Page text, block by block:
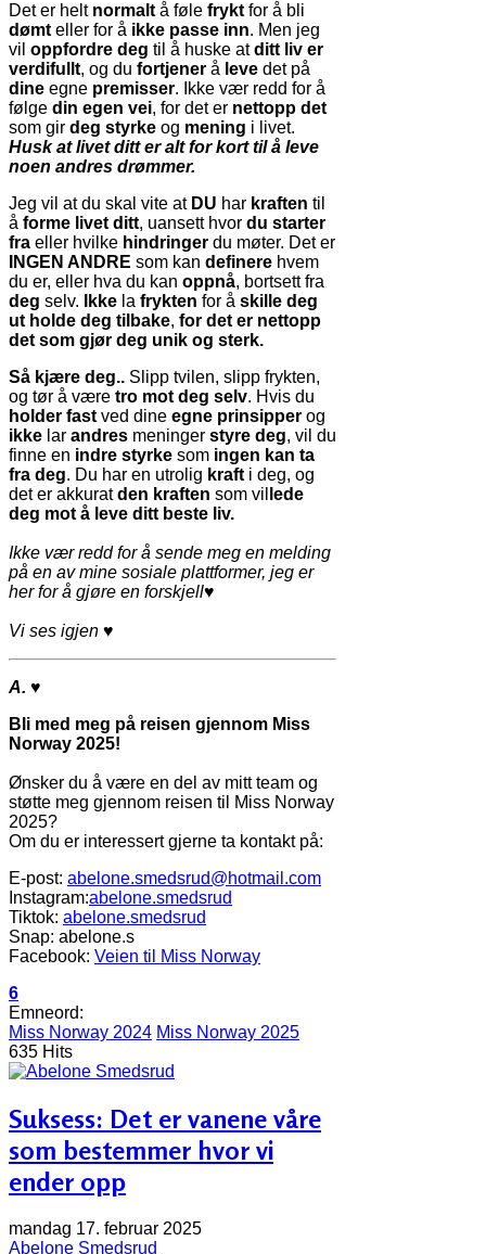
Det er helt normalt å føle frykt for å bli
dømt eller for å ikke passe inn. Men jeg
vil oppfordre deg til å huske atditt liv er
verdifullt, og du fortjener å leve det på
dine egne premisser. Ikke vær redd for å
følge din egen vei, for det er nettopp det
som gir deg styrke og mening i livet.
Husk at livet ditt er alt for kort til å leve
noen andres drømmer.
Jeg vil at du skal vite at DU har kraften til
å forme livet ditt, uansett hvor du starter
fra eller hvilke hindringer du møter. Det er
INGEN ANDRE som kan definere hvem
du er, eller hva du kan oppnå, bortsett fra
deg selv. Ikke la frykten for å skille deg
ut holde deg tilbake, for det er nettopp
det som gjør deg unik og sterk.
Så kjære deg.. Slipp tvilen, slipp frykten,
og tør å være tro mot deg selv. Hvis du
holder fast ved dine egne prinsipper og
ikke lar andres meninger styre deg, vil du
finne en indre styrke som ingen kan ta
fra deg. Du har en utrolig kraft i deg, og
det er akkuratden kraften som vil lede
deg mot å leve ditt beste liv.
Ikke vær redd for å sende meg en melding
på en av mine sosiale plattformer, jeg er
her for å gjøre en forskjell♥
Vi ses igjen ♥
A. ♥
Bli med meg på reisen gjennom Miss
Norway 2025!
Ønsker du å være en del av mitt team og
støtte meg gjennom reisen til Miss Norway
2025?
Om du er interessert gjerne ta kontakt på:
E-post: abelone.smedsrud@hotmail.com
Instagram:abelone.smedsrud
Tiktok: abelone.smedsrud
Snap: abelone.s
Facebook: Veien til Miss Norway
6
Emneord:
Miss Norway 2024 Miss Norway 2025
635 Hits
Suksess: Det er vanene våre
som bestemmer hvor vi
ender opp
mandag 17. februar 2025
Abelone Smedsrud